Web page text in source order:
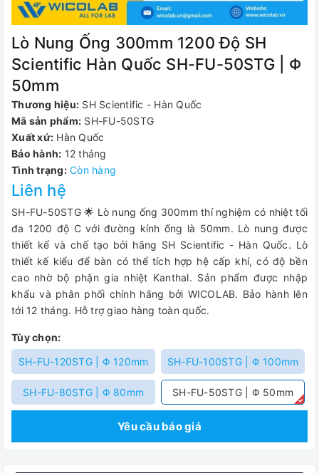
Lò Nung Ống 300mm 1200 Độ SH
Scientific Hàn Quốc SH-FU-50STG | Φ
50mm
Thương hiệu: SH Scientific - Hàn Quốc
Mã sản phẩm: SH-FU-50STG
Xuất xứ: Hàn Quốc
Bảo hành: 12 tháng
Tình trạng: Còn hàng
Liên hệ
SH-FU-50STG 🌟 Lò nung ống 300mm thí nghiệm có nhiệt tối
đa 1200 độ C với đường kính ống là 50mm. Lò nung được
thiết kế và chế tạo bởi hãng SH Scientific - Hàn Quốc. Lò
thiết kế kiểu để bàn có thể tích hợp hệ cấp khí, có độ bền
cao nhờ bộ phận gia nhiệt Kanthal. Sản phẩm được nhập
khẩu và phân phối chính hãng bởi WICOLAB. Bảo hành lên
tới 12 tháng. Hỗ trợ giao hàng toàn quốc.
Tùy chọn:
SH-FU-120STG | Φ 120mm
SH-FU-100STG | Φ 100mm
SH-FU-80STG | Φ 80mm SH-FU-50STG | Φ 50mm
Yêu cầu báo giá